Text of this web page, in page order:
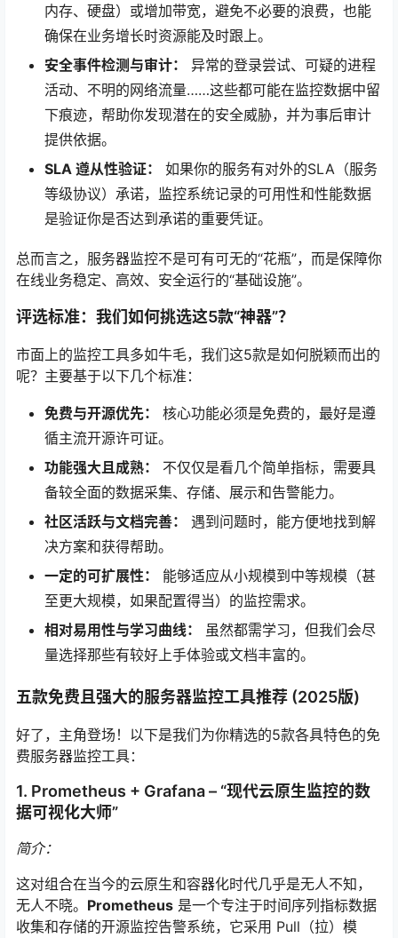
内存、硬盘）或增加带宽，避免不必要的浪费，也能
确保在业务增长时资源能及时跟上。
安全事件检测与审计：
异常的登录尝试、可疑的进程
活动、不明的网络流量……这些都可能在监控数据中留
下痕迹，帮助你发现潜在的安全威胁，并为事后审计
提供依据。
SLA 遵从性验证：
如果你的服务有对外的SLA（服务
等级协议）承诺，监控系统记录的可用性和性能数据
是验证你是否达到承诺的重要凭证。
总而言之，服务器监控不是可有可无的“花瓶”，而是保障你
在线业务稳定、高效、安全运行的“基础设施”。
评选标准：我们如何挑选这5款“神器”？
市面上的监控工具多如牛毛，我们这5款是如何脱颖而出的
呢？主要基于以下几个标准：
免费与开源优先：
核心功能必须是免费的，最好是遵
循主流开源许可证。
功能强大且成熟：
不仅仅是看几个简单指标，需要具
备较全面的数据采集、存储、展示和告警能力。
社区活跃与文档完善：
遇到问题时，能方便地找到解
决方案和获得帮助。
一定的可扩展性：
能够适应从小规模到中等规模（甚
至更大规模，如果配置得当）的监控需求。
相对易用性与学习曲线：
虽然都需学习，但我们会尽
量选择那些有较好上手体验或文档丰富的。
五款免费且强大的服务器监控工具推荐 (2025版)
好了，主角登场！以下是我们为你精选的5款各具特色的免
费服务器监控工具：
1. Prometheus + Grafana – “现代云原生监控的数
据可视化大师”
简介：
这对组合在当今的云原生和容器化时代几乎是无人不知，
无人不晓。 Prometheus 是一个专注于时间序列指标数据
收集和存储的开源监控告警系统，它采用 Pull（拉）模